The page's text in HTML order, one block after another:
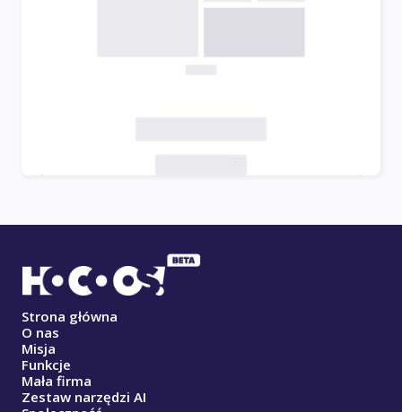
Strona główna
O nas
Misja
Funkcje
Mała firma
Zestaw narzędzi AI